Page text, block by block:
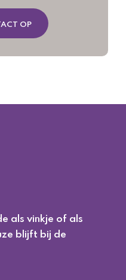
OP
als vinkje of als
blijft bij de